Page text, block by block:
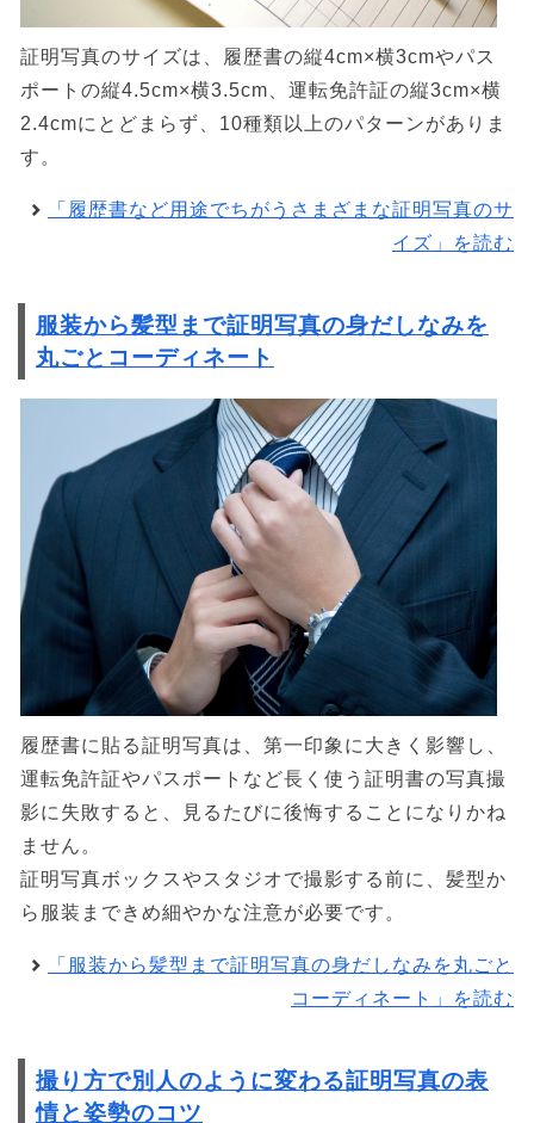
証明写真のサイズは、履歴書の縦4cm×横3cmやパス
ポートの縦4.5cm×横3.5cm、運転免許証の縦3cm×横
2.4cmにとどまらず、10種類以上のパターンがありま
す。
「履歴書など用途でちがうさまざまな証明写真のサ
イズ」を読む
服装から髪型まで証明写真の身だしなみを
丸ごとコーディネート
履歴書に貼る証明写真は、第一印象に大きく影響し、
運転免許証やパスポートなど長く使う証明書の写真撮
影に失敗すると、見るたびに後悔することになりかね
ません。
証明写真ボックスやスタジオで撮影する前に、髪型か
ら服装まできめ細やかな注意が必要です。
「服装から髪型まで証明写真の身だしなみを丸ごと
コーディネート」を読む
撮り方で別人のように変わる証明写真の表
情と姿勢のコツ